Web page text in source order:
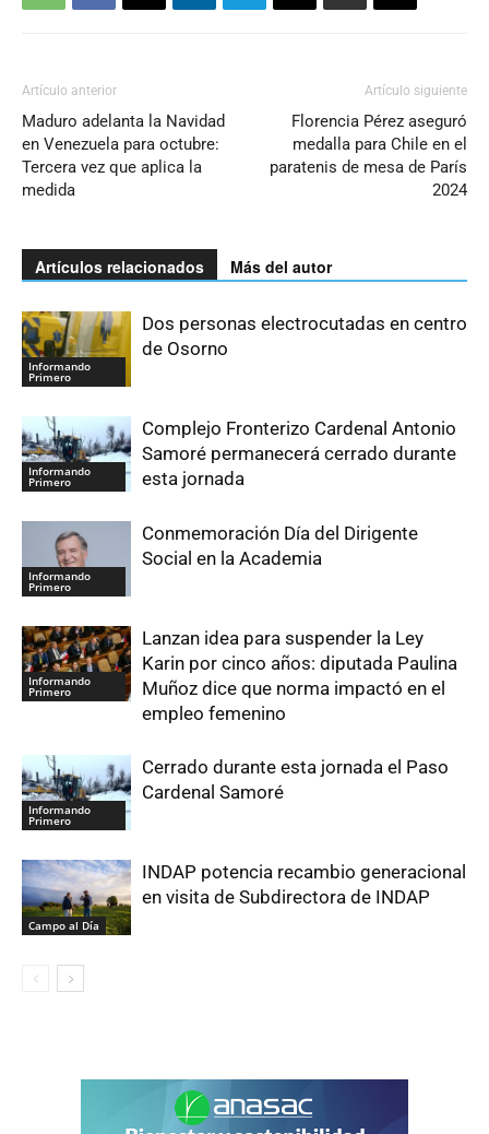
Artículo anterior
Maduro adelanta la Navidad
en Venezuela para octubre:
Tercera vez que aplica la
medida
Artículo siguiente
Florencia Pérez aseguró
medalla para Chile en el
paratenis de mesa de París
2024
Artículos relacionados Más del autor
Informando
Primero
Dos personas electrocutadas en centro
de Osorno
Informando
Primero
Complejo Fronterizo Cardenal Antonio
Samoré permanecerá cerrado durante
esta jornada
Informando
Primero
Conmemoración Día del Dirigente
Social en la Academia
Informando
Primero
Lanzan idea para suspender la Ley
Karin por cinco años: diputada Paulina
Muñoz dice que norma impactó en el
empleo femenino
Informando
Primero
Cerrado durante esta jornada el Paso
Cardenal Samoré
Campo al Día
INDAP potencia recambio generacional
en visita de Subdirectora de INDAP